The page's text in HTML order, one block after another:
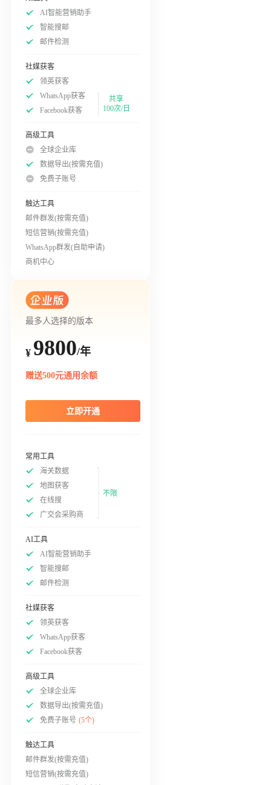
AI智能营销助手
智能搜邮
邮件检测
社媒获客
领英获客
WhatsApp获客
Facebook获客
共享
100次/日
高级工具
全球企业库
数据导出(按需充值)
免费子账号
触达工具
邮件群发(按需充值)
短信营销(按需充值)
WhatsApp群发(自助申请)
商机中心
最多人选择的版本
¥ 9800/年
赠送500元通用余额
立即开通
常用工具
海关数据
地图获客
在线搜
广交会采购商
不限
AI工具
AI智能营销助手
智能搜邮
邮件检测
社媒获客
领英获客
WhatsApp获客
Facebook获客
高级工具
全球企业库
数据导出(按需充值)
免费子账号 (5个)
触达工具
邮件群发(按需充值)
短信营销(按需充值)